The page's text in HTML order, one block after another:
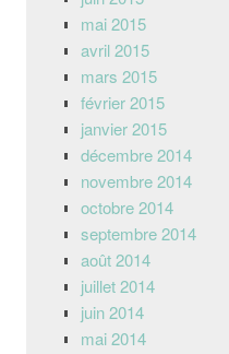
mai 2015
avril 2015
mars 2015
février 2015
janvier 2015
décembre 2014
novembre 2014
octobre 2014
septembre 2014
août 2014
juillet 2014
juin 2014
mai 2014